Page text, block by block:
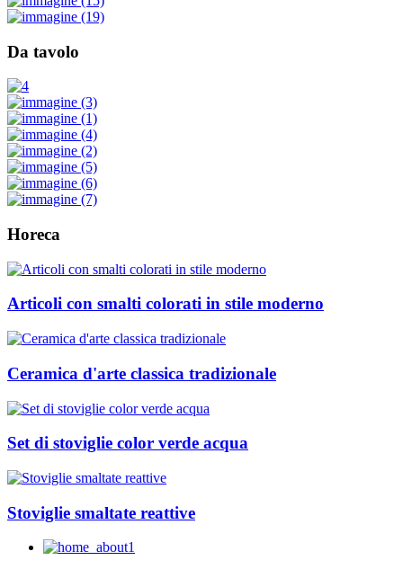
Da tavolo
Horeca
Articoli con smalti colorati in stile moderno
Ceramica d'arte classica tradizionale
Set di stoviglie color verde acqua
Stoviglie smaltate reattive